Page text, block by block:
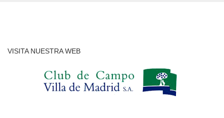
VISITA NUESTRA WEB